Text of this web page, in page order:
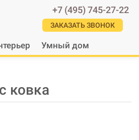
+7 (495) 745-27-22
ЗАКАЗАТЬ ЗВОНОК
Умный дом
ковка